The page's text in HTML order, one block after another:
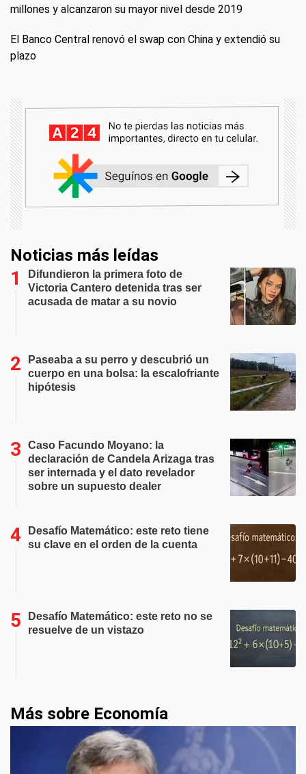
millones y alcanzaron su mayor nivel desde 2019
El Banco Central renovó el swap con China y extendió su
plazo
Noticias más leídas
Difundieron la primera foto de
Victoria Cantero detenida tras ser
acusada de matar a su novio
Paseaba a su perro y descubrió un
cuerpo en una bolsa: la escalofriante
hipótesis
Caso Facundo Moyano: la
declaración de Candela Arizaga tras
ser internada y el dato revelador
sobre un supuesto dealer
Desafío Matemático: este reto tiene
su clave en el orden de la cuenta
Desafío Matemático: este reto no se
resuelve de un vistazo
Más sobre Economía